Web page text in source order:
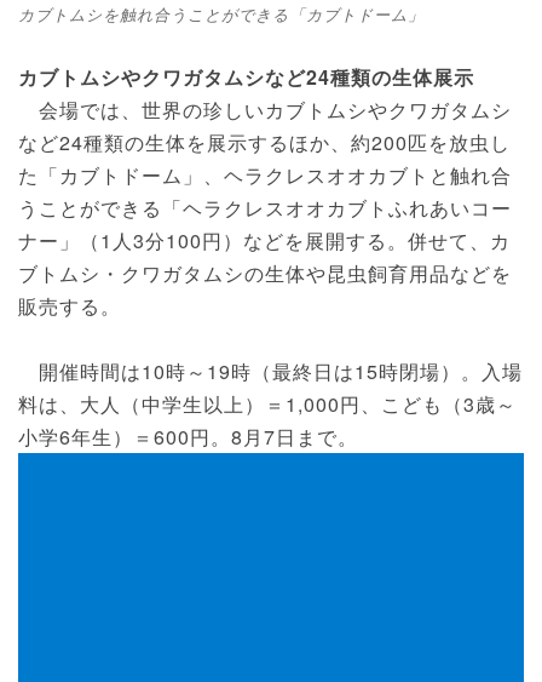
カブトムシを触れ合うことができる「カブトドーム」
カブトムシやクワガタムシなど24種類の生体展示
会場では、世界の珍しいカブトムシやクワガタムシ
など24種類の生体を展示するほか、約200匹を放虫し
た「カブトドーム」、ヘラクレスオオカブトと触れ合
うことができる「ヘラクレスオオカブトふれあいコー
ナー」（1人3分100円）などを展開する。併せて、カ
ブトムシ・クワガタムシの生体や昆虫飼育用品などを
販売する。
開催時間は10時～19時（最終日は15時閉場）。入場
料は、大人（中学生以上）＝1,000円、こども（3歳～
小学6年生）＝600円。8月7日まで。